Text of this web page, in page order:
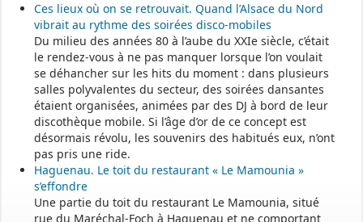
Ces lieux où on se retrouvait. Quand l’Alsace du Nord
vibrait au rythme des soirées disco-mobiles
Du milieu des années 80 à l’aube du XXIe siècle, c’était
le rendez-vous à ne pas manquer lorsque l’on voulait
se déhancher sur les hits du moment : dans plusieurs
salles polyvalentes du secteur, des soirées dansantes
étaient organisées, animées par des DJ à bord de leur
discothèque mobile. Si l’âge d’or de ce concept est
désormais révolu, les souvenirs des habitués eux, n’ont
pas pris une ride.
Haguenau. Le toit du restaurant « Le Mamounia »
s’effondre
Une partie du toit du restaurant Le Mamounia, situé
rue du Maréchal-Foch à Haguenau et ne comportant